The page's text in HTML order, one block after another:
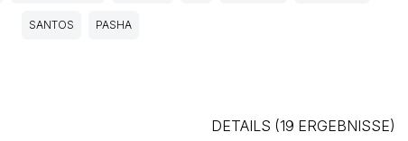
SANTOS PASHA
DETAILS (19 ERGEBNISSE)